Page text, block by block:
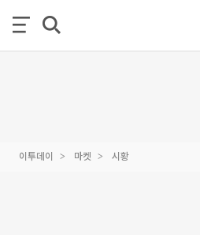
이투데이 마켓 시황